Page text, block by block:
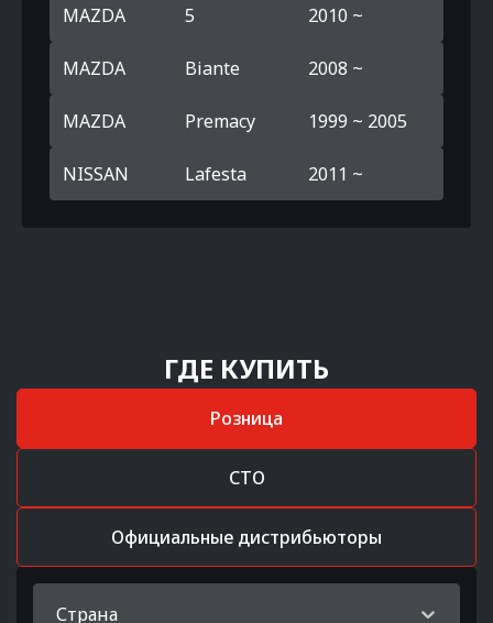
MAZDA 5 2010 ~
MAZDA Biante 2008 ~
MAZDA Premacy 1999 ~ 2005
NISSAN Lafesta 2011 ~
ГДЕ КУПИТЬ
Розница
СТО
Официальные дистрибьюторы
Страна